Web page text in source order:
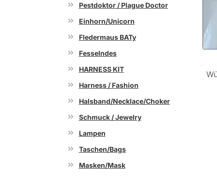
Pestdoktor / Plague Doctor
Einhorn/Unicorn
Fledermaus BATy
Fesselndes
HARNESS KIT
Harness / Fashion
Halsband/Necklace/Choker
Schmuck / Jewelry
Lampen
Taschen/Bags
Masken/Mask